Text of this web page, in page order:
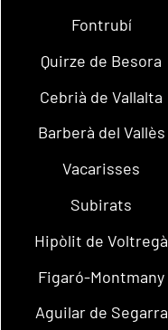
Fontrubí
Quirze de Besora
Cebrià de Vallalta
Barberà del Vallès
Vacarisses
Subirats
Hipòlit de Voltregà
Figaró-Montmany
Aguilar de Segarra